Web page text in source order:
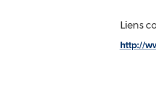
Liens
http://